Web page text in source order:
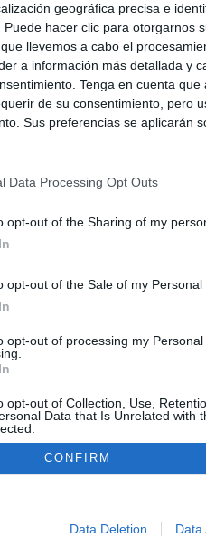
geográfica precisa e
Puede hacer clic para otorgarnos
llevemos a cabo el
a información más detallada y
Tenga en cuenta
de su consentimiento, pero
Sus preferencias se aplicarán
Data Processing Opt Outs
opt-out of the Sharing of my
opt-out of the Sale of my Personal
opt-out of processing my
opt-out of Collection, Use,
Data that Is Unrelated with
CONFIRM
Data Deletion Data
daily press directory that gives access to
readable image taken from today's frontpage